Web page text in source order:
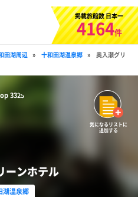
掲載旅館数 日本一
4164件
田湖周辺 » 十和田湖温泉郷 »
奥入瀬グリ
ーンホテル
湖温泉郷
気になるリストに
追加する